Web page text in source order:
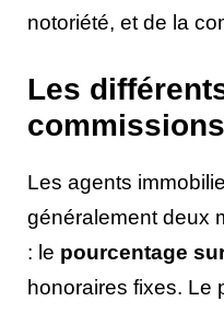
notoriété, et de la
Les
commissions
Les agents
généralement deux
: le pourcentage
honoraires fixes. Le